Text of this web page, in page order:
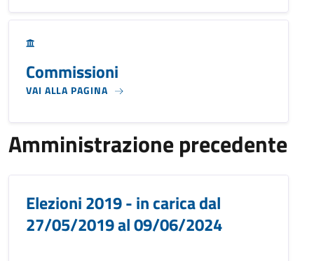
Commissioni
VAI ALLA PAGINA
Amministrazione precedente
Elezioni 2019 - in carica dal
27/05/2019 al 09/06/2024